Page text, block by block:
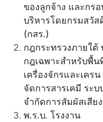
ของลูกจ้าง และกร
บริหารโดยกรมสวัส
(กสร.)
กฎกระทรวงภายใ
กฎเฉพาะสำหรับพื้น
เครื่องจักรและเคร
จัดการสารเคมี ระ
จำกัดการสัมผัสเสีย
พ.ร.บ. โรงงาน